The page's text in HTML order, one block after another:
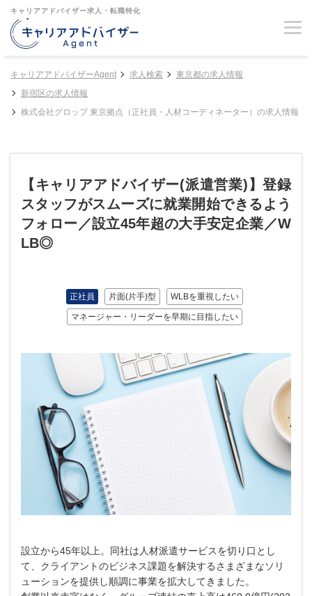
キャリアアドバイザー求人・転職特化
キャリアアドバイザーAgent 求人検索
東京都の求人情報
新宿区の求人情報
株式会社グロップ 東京拠点（正社員・人材コーディネーター）の求人情報
【キャリアアドバイザー(派遣営業)】登録
スタッフがスムーズに就業開始できるよう
フォロー／設立45年超の大手安定企業／W
LB◎
正社員 片面(片手)型 WLBを重視したい
マネージャー・リーダーを早期に目指したい
設⽴から45年以上。同社は⼈材派遣サービスを切り⼝とし
て、クライアントのビジネス課題を解決するさまざまなソリ
ューションを提供し順調に事業を拡⼤してきました。